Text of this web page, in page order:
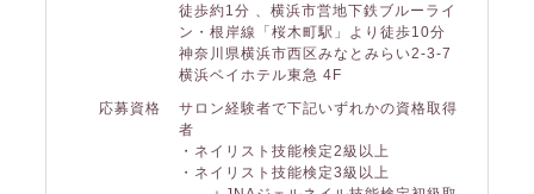
徒歩約1分 、横浜市営地下鉄ブルーライ
ン・根岸線「桜木町駅」より徒歩10分
神奈川県横浜市西区みなとみらい2-3-7
横浜ベイホテル東急 4F
応募資格
サロン経験者で下記いずれかの資格取得
者
・ネイリスト技能検定2級以上
・ネイリスト技能検定3級以上